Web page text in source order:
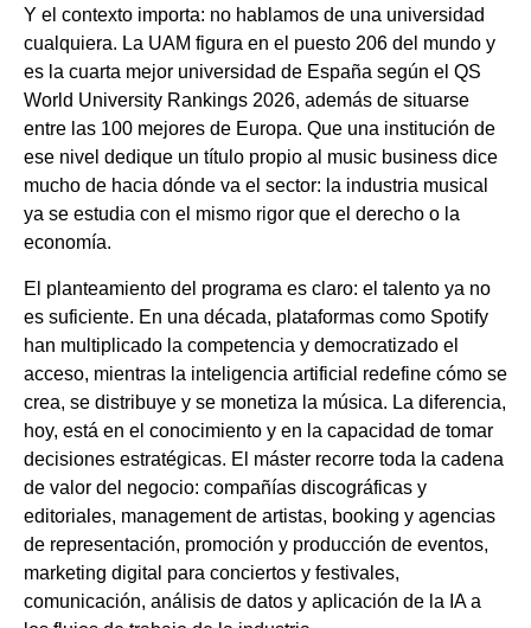
Y el contexto importa: no hablamos de una universidad
cualquiera. La UAM figura en el puesto 206 del mundo y
es la cuarta mejor universidad de España según el QS
World University Rankings 2026, además de situarse
entre las 100 mejores de Europa. Que una institución de
ese nivel dedique un título propio al music business dice
mucho de hacia dónde va el sector: la industria musical
ya se estudia con el mismo rigor que el derecho o la
economía.
El planteamiento del programa es claro: el talento ya no
es suficiente. En una década, plataformas como Spotify
han multiplicado la competencia y democratizado el
acceso, mientras la inteligencia artificial redefine cómo se
crea, se distribuye y se monetiza la música. La diferencia,
hoy, está en el conocimiento y en la capacidad de tomar
decisiones estratégicas. El máster recorre toda la cadena
de valor del negocio: compañías discográficas y
editoriales, management de artistas, booking y agencias
de representación, promoción y producción de eventos,
marketing digital para conciertos y festivales,
comunicación, análisis de datos y aplicación de la IA a